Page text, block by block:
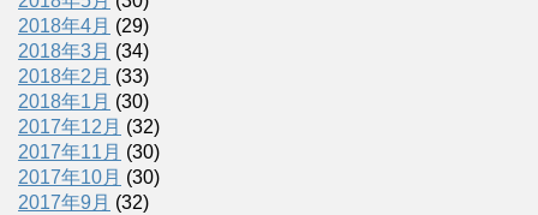
2018年4月 (29)
2018年3月 (34)
2018年2月 (33)
2018年1月 (30)
2017年12月 (32)
2017年11月 (30)
2017年10月 (30)
2017年9月 (32)